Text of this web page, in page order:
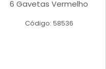
6 Gavetas Vermelho
Código: 58536